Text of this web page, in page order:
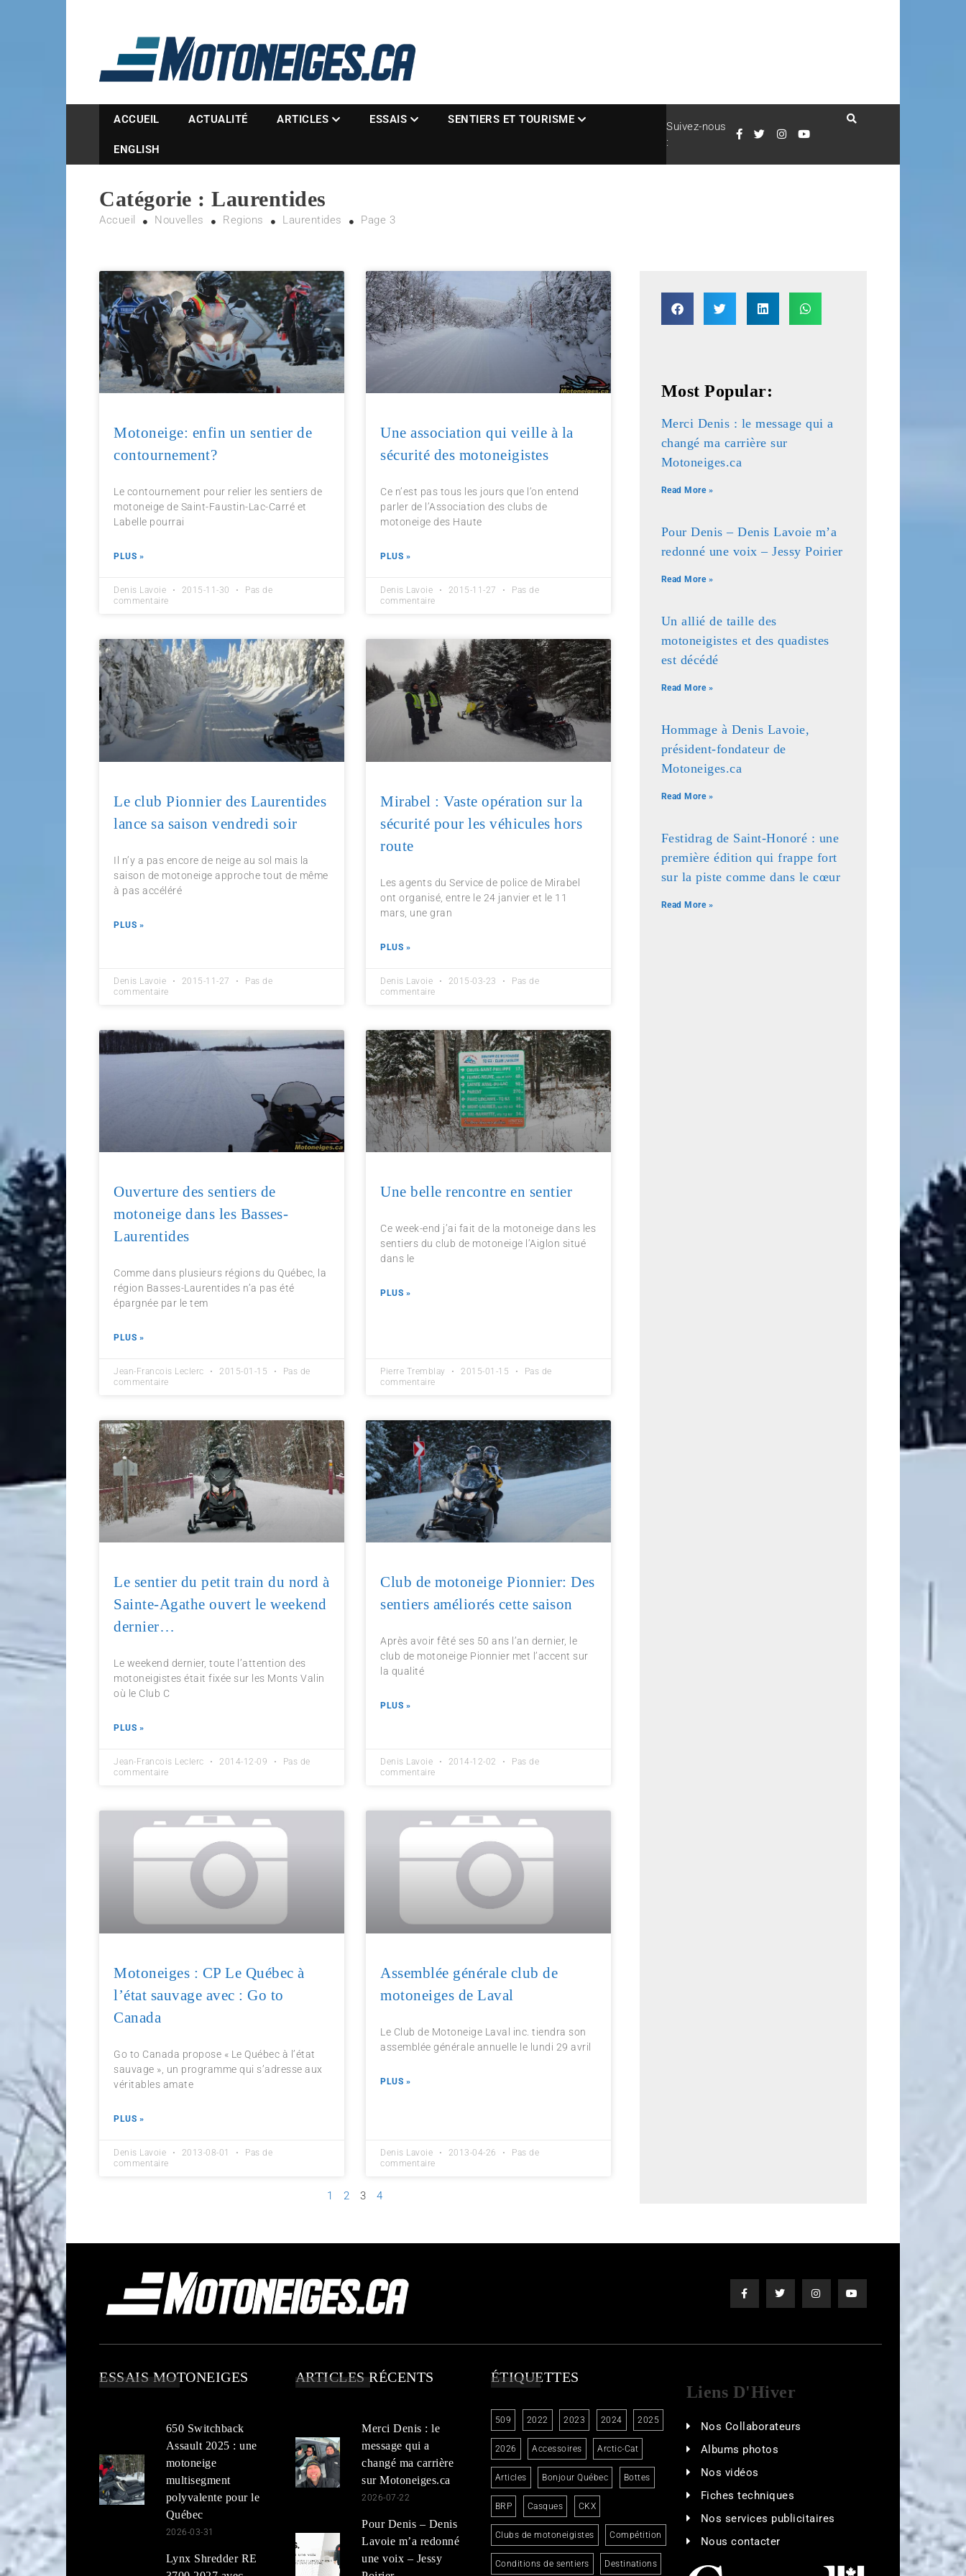
Magazine Motoneiges.ca
ACCUEIL ACTUALITÉ ARTICLES ESSAIS SENTIERS ET TOURISME
ENGLISH
Suivez-nous
:
Catégorie :Laurentides
Accueil Nouvelles Regions Laurentides Page 3
Motoneige: enfin un sentier de
contournement?
Le contournement pour relier les sentiers de
motoneige de Saint-Faustin-Lac-Carré et
Labelle pourrai
PLUS »
Denis Lavoie 2015-11-30
Pas de
commentaire
Une association qui veille à la
sécurité des motoneigistes
Ce n’est pas tous les jours que l’on entend
parler de l’Association des clubs de
motoneige des Haute
PLUS »
Denis Lavoie 2015-11-27
Pas de
commentaire
Le club Pionnier des Laurentides
lance sa saison vendredi soir
Il n’y a pas encore de neige au sol mais la
saison de motoneige approche tout de même
à pas accéléré
PLUS »
Denis Lavoie 2015-11-27
Pas de
commentaire
Mirabel : Vaste opération sur la
sécurité pour les véhicules hors
route
Les agents du Service de police de Mirabel
ont organisé, entre le 24 janvier et le 11
mars, une gran
PLUS »
Denis Lavoie 2015-03-23
Pas de
commentaire
Ouverture des sentiers de
motoneige dans les Basses-
Laurentides
Comme dans plusieurs régions du Québec, la
région Basses-Laurentides n’a pas été
épargnée par le tem
PLUS »
Jean-Francois Leclerc 2015-01-15
Pas de
commentaire
Une belle rencontre en sentier
Ce week-end j’ai fait de la motoneige dans les
sentiers du club de motoneige l’Aiglon situé
dans le
PLUS »
Pierre Tremblay 2015-01-15
Pas de
commentaire
Le sentier du petit train du nord à
Sainte-Agathe ouvert le weekend
dernier…
Le weekend dernier, toute l’attention des
motoneigistes était fixée sur les Monts Valin
où le Club C
PLUS »
Jean-Francois Leclerc 2014-12-09
Pas de
commentaire
Club de motoneige Pionnier: Des
sentiers améliorés cette saison
Après avoir fêté ses 50 ans l’an dernier, le
club de motoneige Pionnier met l’accent sur
la qualité
PLUS »
Denis Lavoie 2014-12-02
Pas de
commentaire
Motoneiges : CP Le Québec à
l’état sauvage avec : Go to
Canada
Go to Canada propose « Le Québec à l’état
sauvage », un programme qui s’adresse aux
véritables amate
PLUS »
Denis Lavoie 2013-08-01
Pas de
commentaire
Assemblée générale club de
motoneiges de Laval
Le Club de Motoneige Laval inc. tiendra son
assemblée générale annuelle le lundi 29 avril
PLUS »
Denis Lavoie 2013-04-26
Pas de
commentaire
1 2 3 4
Most Popular:
Merci Denis : le message qui a
changé ma carrière sur
Motoneiges.ca
Read More »
Pour Denis – Denis Lavoie m’a
redonné une voix – Jessy Poirier
Read More »
Un allié de taille des
motoneigistes et des quadistes
est décédé
Read More »
Hommage à Denis Lavoie,
président-fondateur de
Motoneiges.ca
Read More »
Festidrag de Saint-Honoré : une
première édition qui frappe fort
sur la piste comme dans le cœur
Read More »
ESSAIS MOTONEIGES
650 Switchback
Assault 2025 : une
motoneige
multisegment
polyvalente pour le
Québec
2026-03-31
Lynx Shredder RE
ARTICLES RÉCENTS
Merci Denis : le
message qui a
changé ma carrière
sur Motoneiges.ca
2026-07-22
Pour Denis – Denis
Lavoie m’a redonné
une voix – Jessy
ÉTIQUETTES
509 2022 2023 2024 2025
2026 Accessoires Arctic-Cat
Articles Bonjour Québec Bottes
BRP Casques CKX
Clubs de motoneigistes Compétition
Conditions de sentiers Destinations
Liens D'Hiver
Nos Collaborateurs
Albums photos
Nos vidéos
Fiches techniques
Nos services publicitaires
Nous contacter